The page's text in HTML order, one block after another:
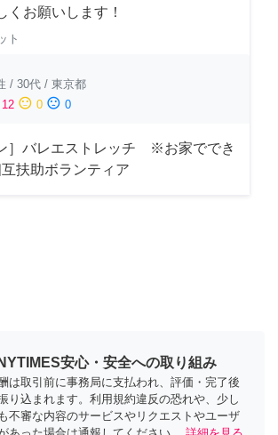
くお願いします！
ト
/ 30代 / 東京都
12 sentiment_neutral 0 sentiment_dissatisfied 0
］バレエストレッチ ※お家ででき
扶助ボランティア
安心・安全への取り組み
は取引前に事務局に支払われ、評価・完了後
り込まれます。利用規約違反の恐れや、少し
不審な内容のサービスやリクエストやユーザ